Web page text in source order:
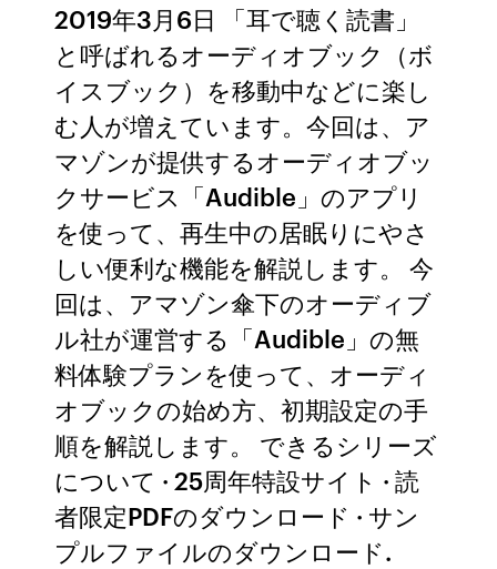
2019年3月6日 「耳で聴く読書」
と呼ばれるオーディオブック（ボ
イスブック）を移動中などに楽し
む人が増えています。今回は、ア
マゾンが提供するオーディオブッ
クサービス「Audible」のアプリ
を使って、再生中の居眠りにやさ
しい便利な機能を解説します。 今
回は、アマゾン傘下のオーディブ
ル社が運営する「Audible」の無
料体験プランを使って、オーディ
オブックの始め方、初期設定の手
順を解説します。 できるシリーズ
について · 25周年特設サイト · 読
者限定PDFのダウンロード · サン
プルファイルのダウンロード.